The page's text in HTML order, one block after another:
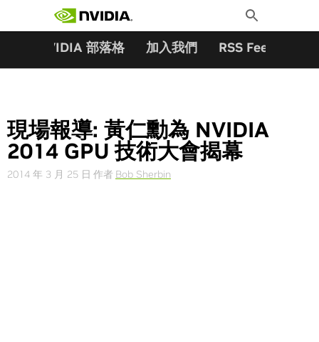
Toggle
Search
NVIDIA 部落格 加入我們 RSS Feeds
現場報導: 黃仁勳為 NVIDIA
2014 GPU 技術大會揭幕
2014 年 3 月 25 日 作者 Bob Sherbin